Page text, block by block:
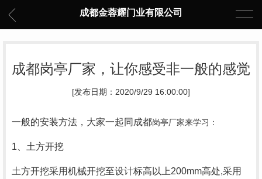
成都金蓉耀门业有限公司
成都岗亭厂家，让你感受非一般的感觉
[发布日期：2020/9/29 16:00:00]
一般的安装方法，大家一起同 成都岗亭厂家来学习：
1、土方开挖
土方开挖采用机械开挖至设计标高以上200mm高处,采用